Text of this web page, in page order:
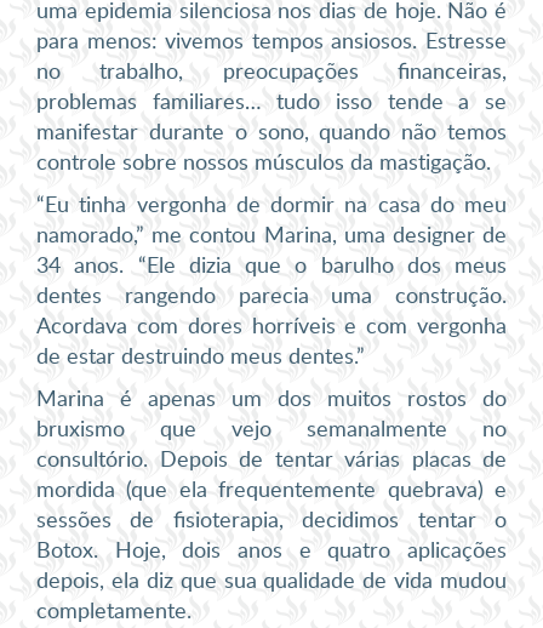
uma epidemia silenciosa nos dias de hoje. Não é
para menos: vivemos tempos ansiosos. Estresse
no trabalho, preocupações financeiras,
problemas familiares… tudo isso tende a se
manifestar durante o sono, quando não temos
controle sobre nossos músculos da mastigação.
“Eu tinha vergonha de dormir na casa do meu
namorado,” me contou Marina, uma designer de
34 anos. “Ele dizia que o barulho dos meus
dentes rangendo parecia uma construção.
Acordava com dores horríveis e com vergonha
de estar destruindo meus dentes.”
Marina é apenas um dos muitos rostos do
bruxismo que vejo semanalmente no
consultório. Depois de tentar várias placas de
mordida (que ela frequentemente quebrava) e
sessões de fisioterapia, decidimos tentar o
Botox. Hoje, dois anos e quatro aplicações
depois, ela diz que sua qualidade de vida mudou
completamente.